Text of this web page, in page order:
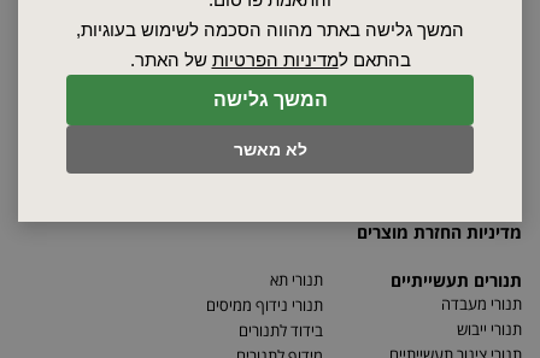
המשך גלישה
לא מאשר
המשך גלישה באתר מהווה הסכמה לשימוש בעוגיות,
בהתאם למדיניות הפרטיות של האתר.
מאמרים
הצהרת נגישות
מדיניות החזרת מוצרים
תנורים תעשייתיים
תנורי מעבדה
תנורי ייבוש
תנורי תא
תנורי נידוף ממיסים
בידוד לתנורים